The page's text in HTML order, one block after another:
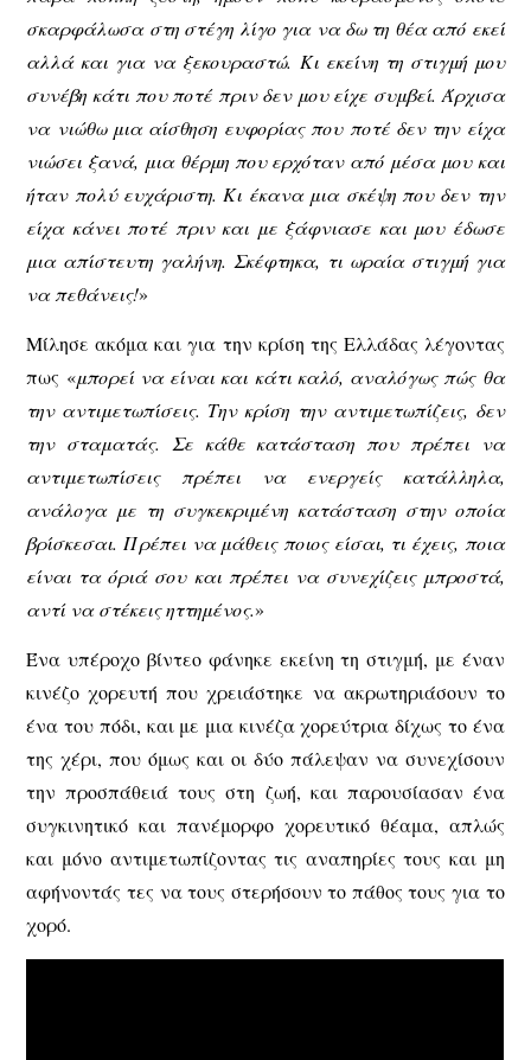
σκαρφάλωσα στη στέγη λίγο για να δω τη θέα από εκεί
αλλά και για να ξεκουραστώ. Κι εκείνη τη στιγμή μου
συνέβη κάτι που ποτέ πριν δεν μου είχε συμβεί. Άρχισα
να νιώθω μια αίσθηση ευφορίας που ποτέ δεν την είχα
νιώσει ξανά, μια θέρμη που ερχόταν από μέσα μου και
ήταν πολύ ευχάριστη. Κι έκανα μια σκέψη που δεν την
είχα κάνει ποτέ πριν και με ξάφνιασε και μου έδωσε
μια απίστευτη γαλήνη. Σκέφτηκα, τι ωραία στιγμή για
να πεθάνεις!»
Μίλησε ακόμα και για την κρίση της Ελλάδας λέγοντας
πως «μπορεί να είναι και κάτι καλό, αναλόγως πώς θα
την αντιμετωπίσεις. Την κρίση την αντιμετωπίζεις, δεν
την σταματάς. Σε κάθε κατάσταση που πρέπει να
αντιμετωπίσεις πρέπει να ενεργείς κατάλληλα,
ανάλογα με τη συγκεκριμένη κατάσταση στην οποία
βρίσκεσαι. Πρέπει να μάθεις ποιος είσαι, τι έχεις, ποια
είναι τα όριά σου και πρέπει να συνεχίζεις μπροστά,
αντί να στέκεις ηττημένος.»
Ένα υπέροχο βίντεο φάνηκε εκείνη τη στιγμή, με έναν
κινέζο χορευτή που χρειάστηκε να ακρωτηριάσουν το
ένα του πόδι, και με μια κινέζα χορεύτρια δίχως το ένα
της χέρι, που όμως και οι δύο πάλεψαν να συνεχίσουν
την προσπάθειά τους στη ζωή, και παρουσίασαν ένα
συγκινητικό και πανέμορφο χορευτικό θέαμα, απλώς
και μόνο αντιμετωπίζοντας τις αναπηρίες τους και μη
αφήνοντάς τες να τους στερήσουν το πάθος τους για το
χορό.